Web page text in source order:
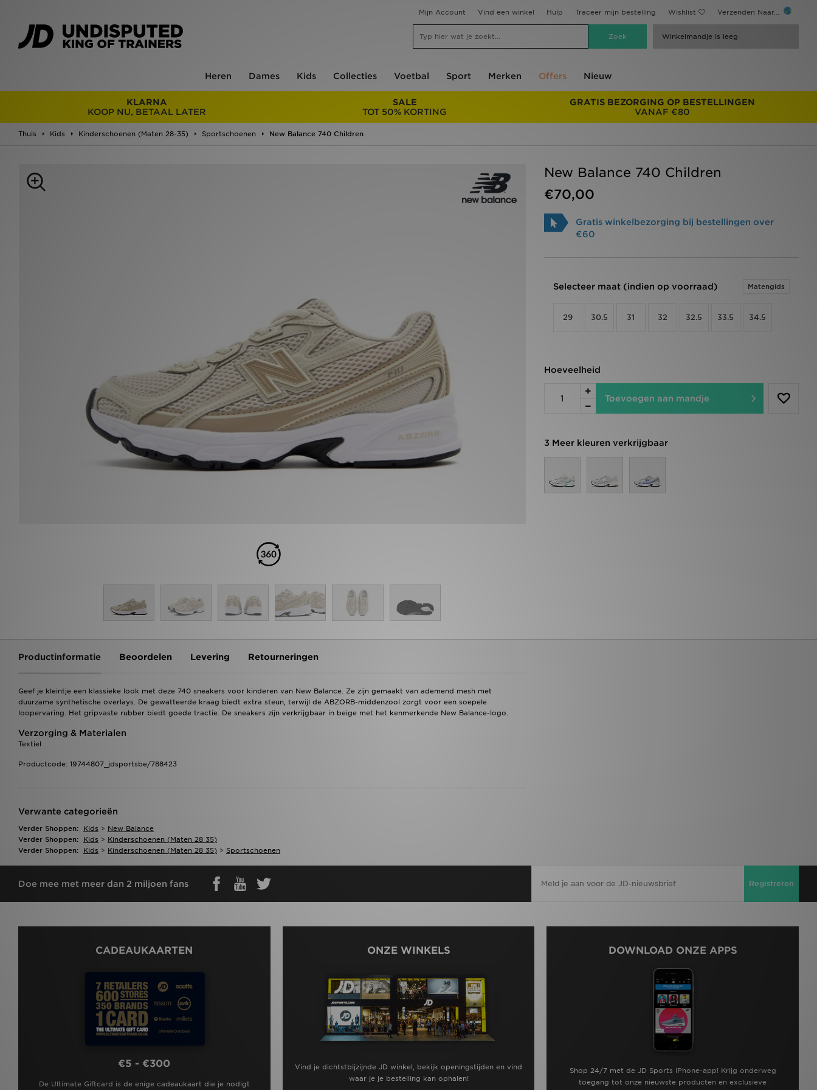
Mijn Account Vind een winkel Hulp Traceer mijn bestelling Wishlist Verzenden Naar...
Winkelmandje is leeg
Heren Dames Kids Collecties Voetbal Sport Merken Offers Nieuw
KLARNA
KOOP NU, BETAAL LATER
SALE
TOT 50% KORTING
GRATIS BEZORGING OP BESTELLINGEN
VANAF €80
Thuis Kids Kinderschoenen (Maten 28-35) Sportschoenen New Balance 740 Children
New Balance 740 Children
€70,00
Gratis winkelbezorging bij bestellingen over
€60
Selecteer maat (indien op voorraad) Matengids
29 30.5 31 32 32.5 33.5 34.5
Hoeveelheid
Toevoegen aan mandje
3 Meer kleuren verkrijgbaar
Productinformatie Beoordelen Levering Retourneringen
Geef je kleintje een klassieke look met deze 740 sneakers voor kinderen van New Balance. Ze zijn gemaakt van ademend mesh met
duurzame synthetische overlays. De gewatteerde kraag biedt extra steun, terwijl de ABZORB-middenzool zorgt voor een soepele
loopervaring. Het gripvaste rubber biedt goede tractie. De sneakers zijn verkrijgbaar in beige met het kenmerkende New Balance-logo.
Verzorging & Materialen
Textiel
Productcode: 19744807_jdsportsbe/788423
Verwante categorieën
Verder Shoppen: Kids > New Balance
Verder Shoppen:
Kids > Kinderschoenen (maten 28 35)
Verder Shoppen:
Kids > Kinderschoenen (maten 28 35) > Sportschoenen
Doe mee met meer dan 2 miljoen fans Registreren
CADEAUKAARTEN
€5 - €300
De Ultimate Giftcard is de enige cadeaukaart die je nodigt
ONZE WINKELS
Vind je dichtstbijzijnde JD winkel, bekijk openingstijden en vind
waar je je bestelling kan ophalen!
DOWNLOAD ONZE APPS
Shop 24/7 met de JD Sports iPhone-app! Krijg onderweg
toegang tot onze nieuwste producten en exclusieve